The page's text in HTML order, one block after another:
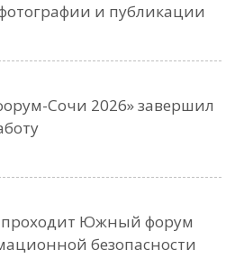
и публикации
Сочи 2026» завершил
Южный форум
безопасности